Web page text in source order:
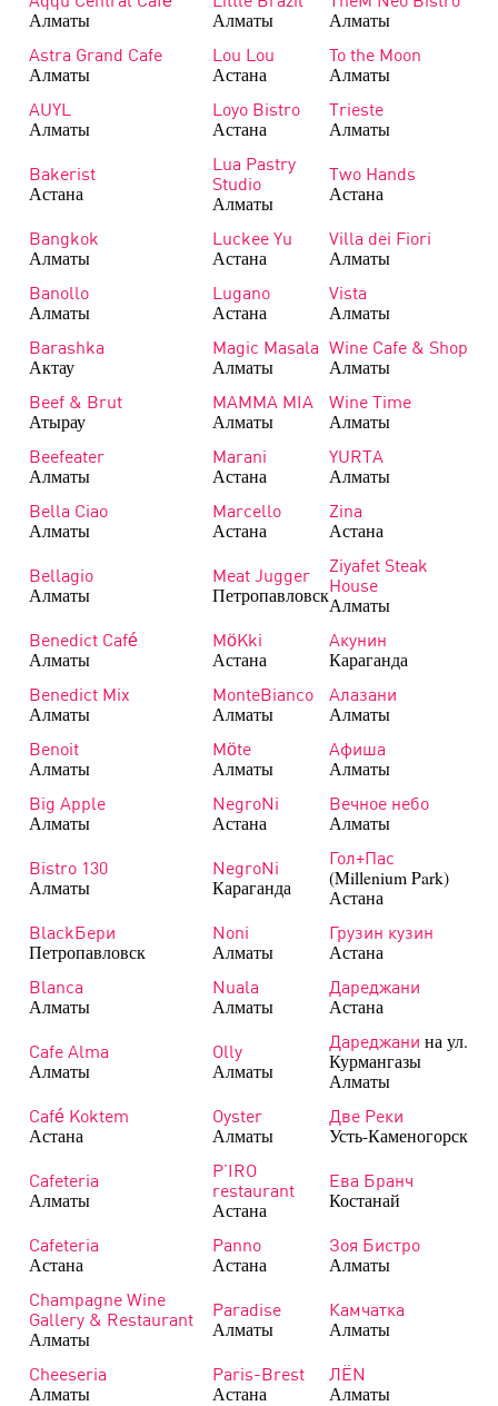
Алматы Алматы Алматы
Astra Grand Cafe
Алматы
Lou Lou
Астана
To the Moon
Алматы
AUYL
Алматы
Loyo Bistro
Астана
Trieste
Алматы
Bakerist
Астана
Lua Pastry
Studio
Алматы
Two Hands
Астана
Bangkok
Алматы
Luckee Yu
Астана
Villa dei Fiori
Алматы
Banollo
Алматы
Lugano
Астана
Vista
Алматы
Barashka
Актау
Magic Masala
Алматы
Wine Cafe & Shop
Алматы
Beef & Brut
Атырау
MAMMA MIA
Алматы
Wine Time
Алматы
Beefeater
Алматы
Marani
Астана
YURTA
Алматы
Bella Ciao
Алматы
Marcello
Астана
Zina
Астана
Bellagio
Алматы
Meat Jugger
Петропавловск
Ziyafet Steak
House
Алматы
Benedict Café
Алматы
MöKki
Астана
Акунин
Караганда
Benedict Mix
Алматы
MonteBianco
Алматы
Алазани
Алматы
Benoit
Алматы
Möte
Алматы
Афиша
Алматы
Big Apple
Алматы
NegroNi
Астана
Вечное небо
Алматы
Bistro 130
Алматы
NegroNi
Караганда
Гол+Пас
(Millenium Park)
Астана
BlackБери
Петропавловск
Noni
Алматы
Грузин кузин
Астана
Blanca
Алматы
Nuala
Алматы
Дареджани
Астана
Cafe Alma
Алматы
Olly
Алматы
Дареджани на ул.
Курмангазы
Алматы
Café Koktem
Астана
Oyster
Алматы
Две Реки
Усть-Каменогорск
Cafeteria
Алматы
P’IRO
restaurant
Астана
Ева Бранч
Костанай
Cafeteria
Астана
Panno
Астана
Зоя Бистро
Алматы
Champagne Wine
Gallery & Restaurant
Алматы
Paradise
Алматы
Камчатка
Алматы
Cheeseria
Алматы
Paris-Brest
Астана
ЛЁN
Алматы